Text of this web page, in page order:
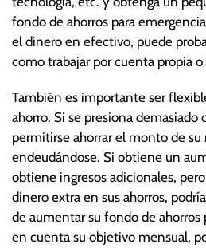
fondo de ahorros para
el dinero en efectivo, puede
como trabajar por cuenta propia
También es importante ser
ahorro. Si se presiona demasiado
permitirse ahorrar el monto de
endeudándose. Si obtiene un
obtiene ingresos adicionales,
dinero extra en sus ahorros,
de aumentar su fondo de ahorros
en cuenta su objetivo mensual,